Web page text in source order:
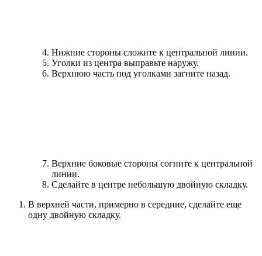
Нижние стороны сложите к центральной линии.
Уголки из центра выправьте наружу.
Верхнюю часть под уголками загните назад.
Верхние боковые стороны согните к центральной
линии.
Сделайте в центре небольшую двойную складку.
В верхней части, примерно в середине, сделайте еще
одну двойную складку.